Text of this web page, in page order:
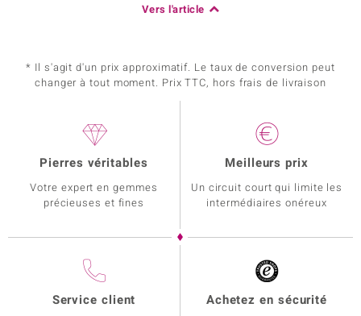
Vers l'article
* Il s'agit d'un prix approximatif. Le taux de conversion peut
changer à tout moment. Prix TTC, hors frais de livraison
Pierres véritables
Votre expert en gemmes
précieuses et fines
Meilleurs prix
Un circuit court qui limite les
intermédiaires onéreux
Service client Achetez en sécurité